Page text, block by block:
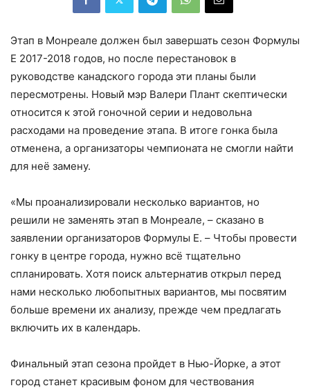
Этап в Монреале должен был завершать сезон Формулы
E 2017-2018 годов, но после перестановок в
руководстве канадского города эти планы были
пересмотрены. Новый мэр Валери Плант скептически
относится к этой гоночной серии и недовольна
расходами на проведение этапа. В итоге гонка была
отменена, а организаторы чемпионата не смогли найти
для неё замену.
«Мы проанализировали несколько вариантов, но
решили не заменять этап в Монреале, – сказано в
заявлении организаторов Формулы E. – Чтобы провести
гонку в центре города, нужно всё тщательно
спланировать. Хотя поиск альтернатив открыл перед
нами несколько любопытных вариантов, мы посвятим
больше времени их анализу, прежде чем предлагать
включить их в календарь.
Финальный этап сезона пройдет в Нью-Йорке, а этот
город станет красивым фоном для чествования